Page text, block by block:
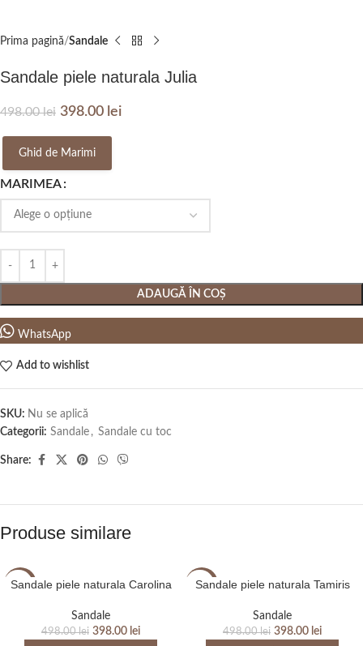
Prima pagină Sandale
Sandale piele naturala Julia
498.00lei 398.00 lei
Ghid de Marimi
MARIMEA
ADAUGĂ ÎN COȘ
WhatsApp
Add to wishlist
SKU: Nu se aplică
Categorii: Sandale , Sandale cu toc
Share:
Produse similare
-20%
Sandale piele naturala Carolina
Sandale
498.00lei 398.00 lei
-20%
Sandale piele naturala Tamiris
Sandale
498.00lei 398.00 lei